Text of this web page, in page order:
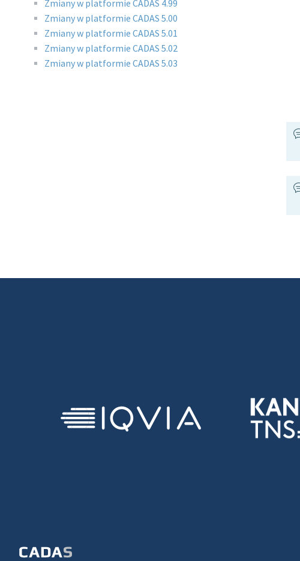
Zmiany w platformie CADAS 4.99
Zmiany w platformie CADAS 5.00
Zmiany w platformie CADAS 5.01
Zmiany w platformie CADAS 5.02
Zmiany w platformie CADAS 5.03